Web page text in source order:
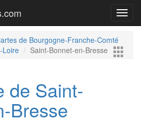
de Bourgogne-Franche-Comté
Loire
Saint-Bonnet-en-Bresse
de Saint-
Bresse